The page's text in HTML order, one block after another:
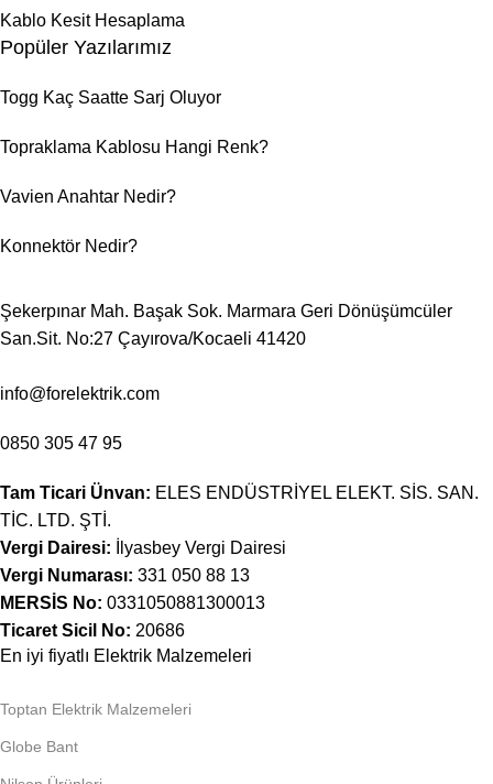
Kablo Kesit Hesaplama
Popüler Yazılarımız
Togg Kaç Saatte Sarj Oluyor
Topraklama Kablosu Hangi Renk?
Vavien Anahtar Nedir?
Konnektör Nedir?
Şekerpınar Mah. Başak Sok. Marmara Geri Dönüşümcüler
San.Sit. No:27 Çayırova/Kocaeli 41420
info@forelektrik.com
0850 305 47 95
Tam Ticari Ünvan: ELES ENDÜSTRİYEL ELEKT. SİS. SAN.
TİC. LTD. ŞTİ.
Vergi Dairesi: İlyasbey Vergi Dairesi
Vergi Numarası: 331 050 88 13
MERSİS No: 0331050881300013
Ticaret Sicil No: 20686
En iyi fiyatlı Elektrik Malzemeleri
Toptan Elektrik Malzemeleri
Globe Bant